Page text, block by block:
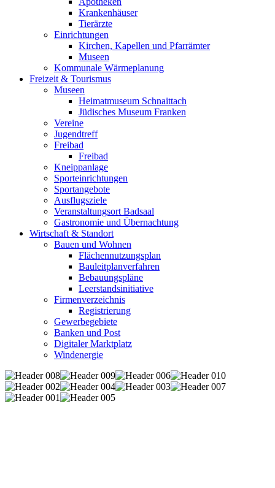
Krankenhäuser
Tierärzte
Einrichtungen
Kirchen, Kapellen und Pfarrämter
Museen
Kommunale Wärmeplanung
Freizeit & Tourismus
Museen
Heimatmuseum Schnaittach
Jüdisches Museum Franken
Vereine
Jugendtreff
Freibad
Freibad
Kneippanlage
Sporteinrichtungen
Sportangebote
Ausflugsziele
Veranstaltungsort Badsaal
Gastronomie und Übernachtung
Wirtschaft & Standort
Bauen und Wohnen
Flächennutzungsplan
Bauleitplanverfahren
Bebauungspläne
Leerstandsinitiative
Firmenverzeichnis
Registrierung
Gewerbegebiete
Banken und Post
Digitaler Marktplatz
Windenergie